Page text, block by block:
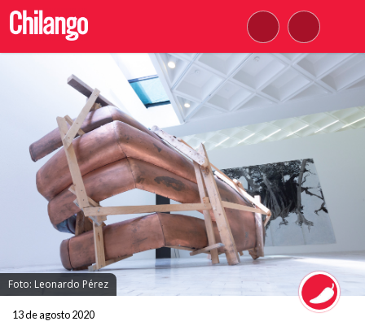
Foto: Leonardo Pérez
13 de agosto 2020